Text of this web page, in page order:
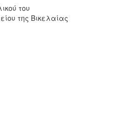
του
της Βικελαίας